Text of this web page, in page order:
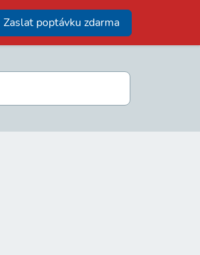
Zaslat poptávku zdarma